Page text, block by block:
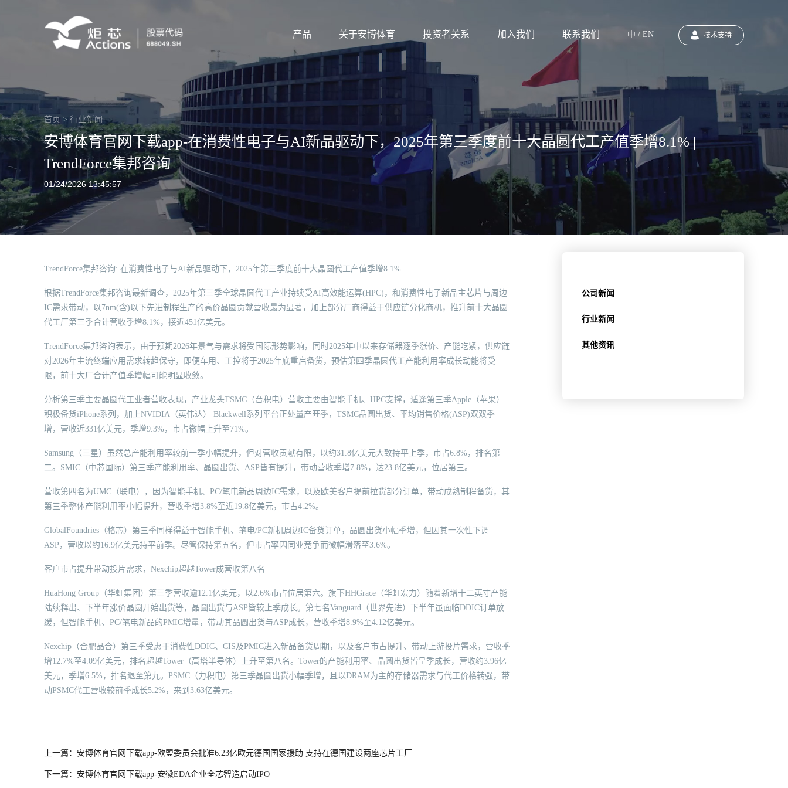
产品 关于安博体育 投资者关系 加入我们 联系我们 中 / EN 技术支持
首页 > 行业新闻
安博体育官网下载app-在消费性电子与AI新品驱动下，2025年第三季度前十大晶圆代工产值季增8.1% |
TrendForce集邦咨询
01/24/2026 13:45:57
公司新闻
行业新闻
其他资讯
TrendForce集邦咨询: 在消费性电子与AI新品驱动下，2025年第三季度前十大晶圆代工产值季增8.1%
根据TrendForce集邦咨询最新调查，2025年第三季全球晶圆代工产业持续受AI高效能运算(HPC)，和消费性电子新品主芯片与周边
IC需求带动，以7nm(含)以下先进制程生产的高价晶圆贡献营收最为显著，加上部分厂商得益于供应链分化商机，推升前十大晶圆
代工厂第三季合计营收季增8.1%，接近451亿美元。
TrendForce集邦咨询表示，由于预期2026年景气与需求将受国际形势影响，同时2025年中以来存储器逐季涨价、产能吃紧，供应链
对2026年主流终端应用需求转趋保守，即便车用、工控将于2025年底重启备货，预估第四季晶圆代工产能利用率成长动能将受
限，前十大厂合计产值季增幅可能明显收敛。
分析第三季主要晶圆代工业者营收表现，产业龙头TSMC（台积电）营收主要由智能手机、HPC支撑，适逢第三季Apple（苹果）
积极备货iPhone系列，加上NVIDIA（英伟达） Blackwell系列平台正处量产旺季，TSMC晶圆出货、平均销售价格(ASP)双双季
增，营收近331亿美元，季增9.3%，市占微幅上升至71%。
Samsung（三星）虽然总产能利用率较前一季小幅提升，但对营收贡献有限，以约31.8亿美元大致持平上季，市占6.8%，排名第
二。SMIC（中芯国际）第三季产能利用率、晶圆出货、ASP皆有提升，带动营收季增7.8%，达23.8亿美元，位居第三。
营收第四名为UMC（联电），因为智能手机、PC/笔电新品周边IC需求，以及欧美客户提前拉货部分订单，带动成熟制程备货，其
第三季整体产能利用率小幅提升，营收季增3.8%至近19.8亿美元，市占4.2%。
GlobalFoundries（格芯）第三季同样得益于智能手机、笔电/PC新机周边IC备货订单，晶圆出货小幅季增，但因其一次性下调
ASP，营收以约16.9亿美元持平前季。尽管保持第五名，但市占率因同业竞争而微幅滑落至3.6%。
客户市占提升带动投片需求，Nexchip超越Tower成营收第八名
HuaHong Group（华虹集团）第三季营收逾12.1亿美元，以2.6%市占位居第六。旗下HHGrace（华虹宏力）随着新增十二英寸产能
陆续释出、下半年涨价晶圆开始出货等，晶圆出货与ASP皆较上季成长。第七名Vanguard（世界先进）下半年虽面临DDIC订单放
缓，但智能手机、PC/笔电新品的PMIC增量，带动其晶圆出货与ASP成长，营收季增8.9%至4.12亿美元。
Nexchip（合肥晶合）第三季受惠于消费性DDIC、CIS及PMIC进入新品备货周期，以及客户市占提升、带动上游投片需求，营收季
增12.7%至4.09亿美元，排名超越Tower（高塔半导体）上升至第八名。Tower的产能利用率、晶圆出货皆呈季成长，营收约3.96亿
美元，季增6.5%，排名退至第九。PSMC（力积电）第三季晶圆出货小幅季增，且以DRAM为主的存储器需求与代工价格转强，带
动PSMC代工营收较前季成长5.2%，来到3.63亿美元。
上一篇：安博体育官网下载app-欧盟委员会批准6.23亿欧元德国国家援助 支持在德国建设两座芯片工厂
下一篇：安博体育官网下载app-安徽EDA企业全芯智造启动IPO